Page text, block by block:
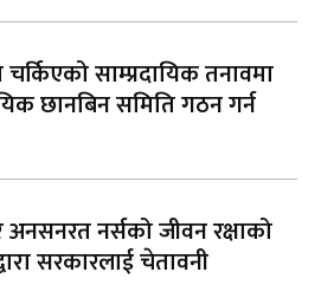
साम्प्रदायिक तनावमा
छानबिन समिति गठन गर्न
अनसनरत नर्सको जीवन रक्षाको
सरकारलाई चेतावनी